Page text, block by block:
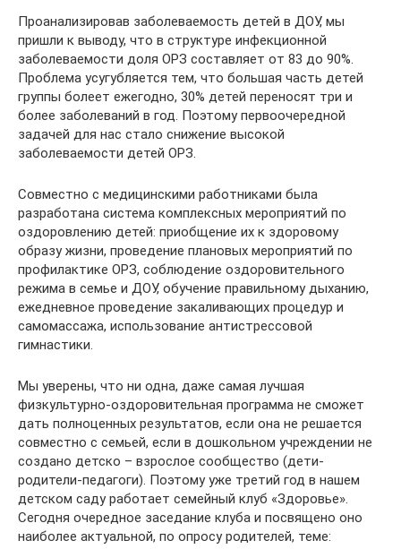
Проанализировав заболеваемость детей в ДОУ, мы
пришли к выводу, что в структуре инфекционной
заболеваемости доля ОРЗ составляет от 83 до 90%.
Проблема усугубляется тем, что большая часть детей
группы болеет ежегодно, 30% детей переносят три и
более заболеваний в год. Поэтому первоочередной
задачей для нас стало снижение высокой
заболеваемости детей ОРЗ.
Совместно с медицинскими работниками была
разработана система комплексных мероприятий по
оздоровлению детей: приобщение их к здоровому
образу жизни, проведение плановых мероприятий по
профилактике ОРЗ, соблюдение оздоровительного
режима в семье и ДОУ, обучение правильному дыханию,
ежедневное проведение закаливающих процедур и
самомассажа, использование антистрессовой
гимнастики.
Мы уверены, что ни одна, даже самая лучшая
физкультурно-оздоровительная программа не сможет
дать полноценных результатов, если она не решается
совместно с семьей, если в дошкольном учреждении не
создано детско – взрослое сообщество (дети-
родители-педагоги). Поэтому уже третий год в нашем
детском саду работает семейный клуб «Здоровье».
Сегодня очередное заседание клуба и посвящено оно
наиболее актуальной, по опросу родителей, теме: